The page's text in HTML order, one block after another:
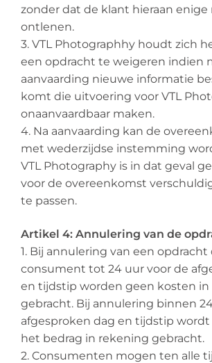
zonder dat de klant hieraan enige
ontlenen.
3. VTL Photographhy houdt zich
een opdracht te weigeren indien
aanvaarding nieuwe informatie
komt die uitvoering voor VTL
onaanvaardbaar maken.
4. Na aanvaarding kan de
met wederzijdse instemming
VTL Photography is in dat geval
voor de overeenkomst
te passen.
Artikel 4: Annulering van de
1. Bij annulering van een opdracht
consument tot 24 uur voor de
en tijdstip worden geen kosten
gebracht. Bij annulering binnen
afgesproken dag en tijdstip wordt
het bedrag in rekening gebracht.
2. Consumenten mogen ten alle